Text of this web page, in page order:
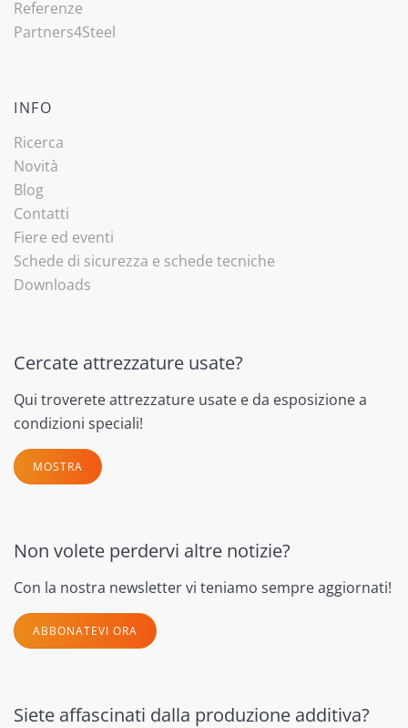
Referenze
Partners4Steel
INFO
Ricerca
Novità
Blog
Contatti
Fiere ed eventi
Schede di sicurezza e schede tecniche
Downloads
Cercate attrezzature usate?
Qui troverete attrezzature usate e da esposizione a
condizioni speciali!
MOSTRA
Non volete perdervi altre notizie?
Con la nostra newsletter vi teniamo sempre aggiornati!
ABBONATEVI ORA
Siete affascinati dalla produzione additiva?